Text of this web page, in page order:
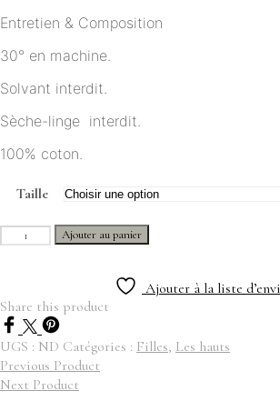
Entretien & Composition
30° en machine.
Solvant interdit.
Sèche-linge interdit.
100% coton.
Taille
quantité
de
"Paula"
Ajouter au panier
Ajouter à la liste
Share this product
UGS : ND Catégories : Filles, Les hauts
Previous Product
Next Product